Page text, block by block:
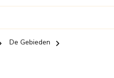
De Gebieden